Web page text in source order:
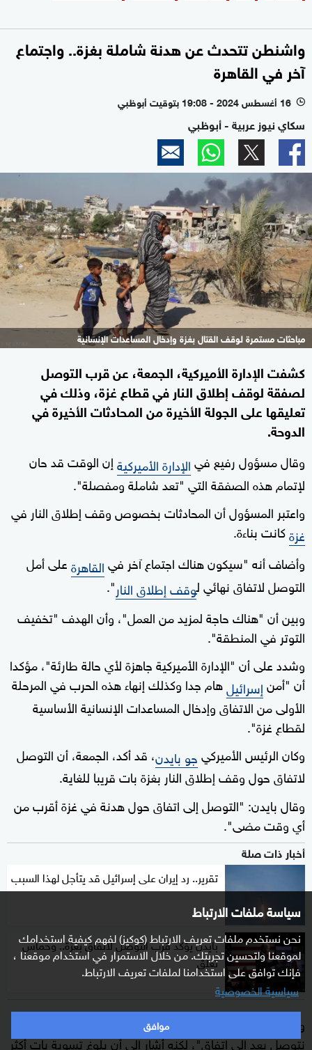
سياسة ملفات الارتباط
نحن نستخدم ملفات تعريف الارتباط (كوكيز) لفهم كيفية استخدامك
لموقعنا ولتحسين تجربتك. من خلال الاستمرار في استخدام موقعنا ،
فإنك توافق على استخدامنا لملفات تعريف الارتباط.
سياسية الخصوصية
موافق
واشنطن تتحدث عن هدنة شاملة بغزة.. واجتماع
آخر في القاهرة
l 16 أغسطس 2024 - 19:08 بتوقيت أبوظبي
سكاي نيوز عربية - أبوظبي
مباحثات مستمرة لوقف القتال بغزة وإدخال المساعدات الإنسانية
كشفت الإدارة الأميركية، الجمعة، عن قرب التوصل
لصفقة لوقف إطلاق النار في قطاع غزة، وذلك في
تعليقها على الجولة الأخيرة من المحادثات الأخيرة في
الدوحة.
وقال مسؤول رفيع فيالإدارة الأميركيةإن الوقت قد حان
لإتمام هذه الصفقة التي "تعد شاملة ومفصلة".
واعتبر المسؤول أن المحادثات بخصوص وقف إطلاق النار في
غزةكانت بناءة.
وأضاف أنه "سيكون هناك اجتماع آخر فيالقاهرةعلى أمل
التوصل لاتفاق نهائي لوقف إطلاق النار".
وبين أن "هناك حاجة لمزيد من العمل"، وأن الهدف "تخفيف
التوتر في المنطقة".
وشدد على أن "الإدارة الأميركية جاهزة لأي حالة طارئة"، مؤكدا
أن "أمنإسرائيلهام جدا وكذلك إنهاء هذه الحرب في المرحلة
الأولى من الاتفاق وإدخال المساعدات الإنسانية الأساسية
لقطاع غزة".
وكان الرئيس الأميركيجو بايدن، قد أكد، الجمعة، أن التوصل
لاتفاق حول وقف إطلاق النار بغزة بات قريبا للغاية.
وقال بايدن: "التوصل إلى اتفاق حول هدنة في غزة أقرب من
أي وقت مضى".
أخبار ذات صلة
تقرير.. رد إيران على إسرائيل قد يتأجل لهذا السبب
بايدن يؤكد قرب التوصل لاتفاق بغزة.. وحماس
تعلق
وأضاف بايدن على هامش احتفال في المكتب البيضاوي "لم
نتوصل بعد إلى اتفاق"، لكنه أشار إلى أن بلوغ تسوية بات أكثر